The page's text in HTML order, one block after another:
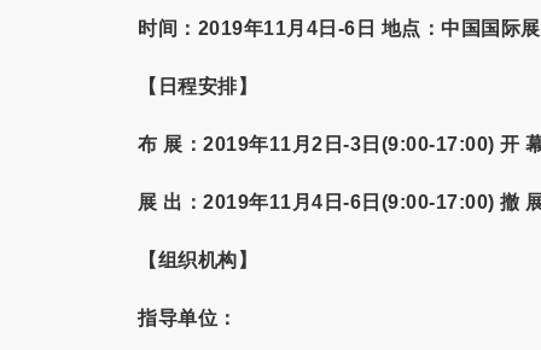
时间：2019年11月4日-6日 地点：中国国际展
【 日程安排】
布 展： 2019年11月2日-3日(9:00-17:00) 开
展 出： 2019年11月4日-6日(9:00-17:00) 撤
【组织机构 】
指导单位：